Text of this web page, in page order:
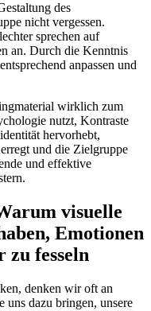
des
nicht vergessen.
sprechen auf
⁣an. ⁣Durch​ die Kenntnis
⁤anpassen ​und
wirklich zum
nutzt, Kontraste
hervorhebt,
und ⁣die Zielgruppe
und ​effektive
⁤visuelle
‍Emotionen
zu fesseln
denken wir oft an
uns​ dazu bringen, unsere